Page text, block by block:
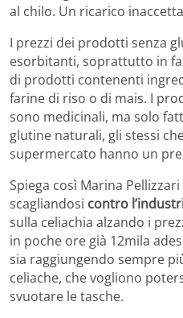
al chilo. Un ricarico
I prezzi dei prodotti senza
esorbitanti, soprattutto in
di prodotti contenenti
farine di riso o di mais. I
sono medicinali, ma solo
glutine naturali, gli stessi
supermercato hanno un
Spiega così Marina
scagliandosi contro
sulla celiachia alzando i
in poche ore già 12mila
sia raggiungendo sempre
celiache, che vogliono
svuotare le tasche.